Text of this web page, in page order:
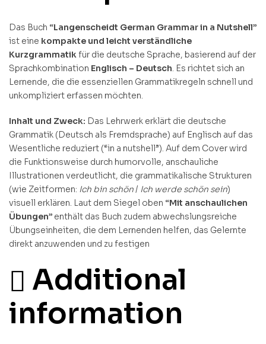
Das Buch “Langenscheidt German Grammar in a Nutshell”
ist eine kompakte und leicht verständliche
Kurzgrammatikfür die deutsche Sprache, basierend auf der
Sprachkombination Englisch – Deutsch. Es richtet sich an
Lernende, die die essenziellen Grammatikregeln schnell und
unkompliziert erfassen möchten.
Inhalt und Zweck: Das Lehrwerk erklärt die deutsche
Grammatik (Deutsch als Fremdsprache) auf Englisch auf das
Wesentliche reduziert (“in a nutshell”). Auf dem Cover wird
die Funktionsweise durch humorvolle, anschauliche
Illustrationen verdeutlicht, die grammatikalische Strukturen
(wie Zeitformen: Ich bin schön/ Ich werde schön sein)
visuell erklären. Laut dem Siegel oben “Mit anschaulichen
Übungen” enthält das Buch zudem abwechslungsreiche
Übungseinheiten, die dem Lernenden helfen, das Gelernte
direkt anzuwenden und zu festigen
Additional
information